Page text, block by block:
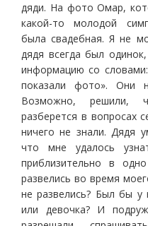
дяди. На фото Омар,
какой-то молодой
была свадебная. Я не
дядя всегда был
информацию со
показали фото». Они
Возможно, решили,
разберется в вопросах
ничего не знали. Дядя
что мне удалось
приблизительно в
развелись во время
не развелись? Был бы у
или девочка? И